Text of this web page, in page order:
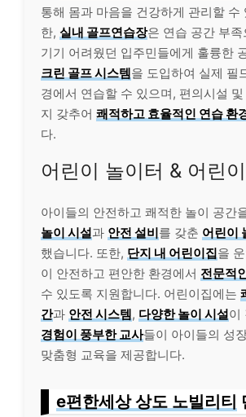
통해 몸과 마음을 건강하게 관리할 수
한, 실내 골프연습장은 연습 공간 부
기기 어려웠던 입주민들에게 훌륭한
크린 골프 시스템을 도입하여 실제 필
경에서 연습할 수 있으며, 편의시설
지 갖추어 쾌적하고 효율적인 연습 환
다.
어린이 놀이터 & 어린
아이들의 안전하고 쾌적한 놀이 공간
놀이 시설과 안전 설비를 갖춘 어린이
했습니다. 또한, 단지 내 어린이집을
이 안전하고 편안한 환경에서 전문적
수 있도록 지원합니다. 어린이집에는
간과 안전 시스템, 다양한 놀이 시설이
경험이 풍부한 교사들이 아이들의 성
맞춤형 교육을 제공합니다.
e편한세상 상도 노빌리티